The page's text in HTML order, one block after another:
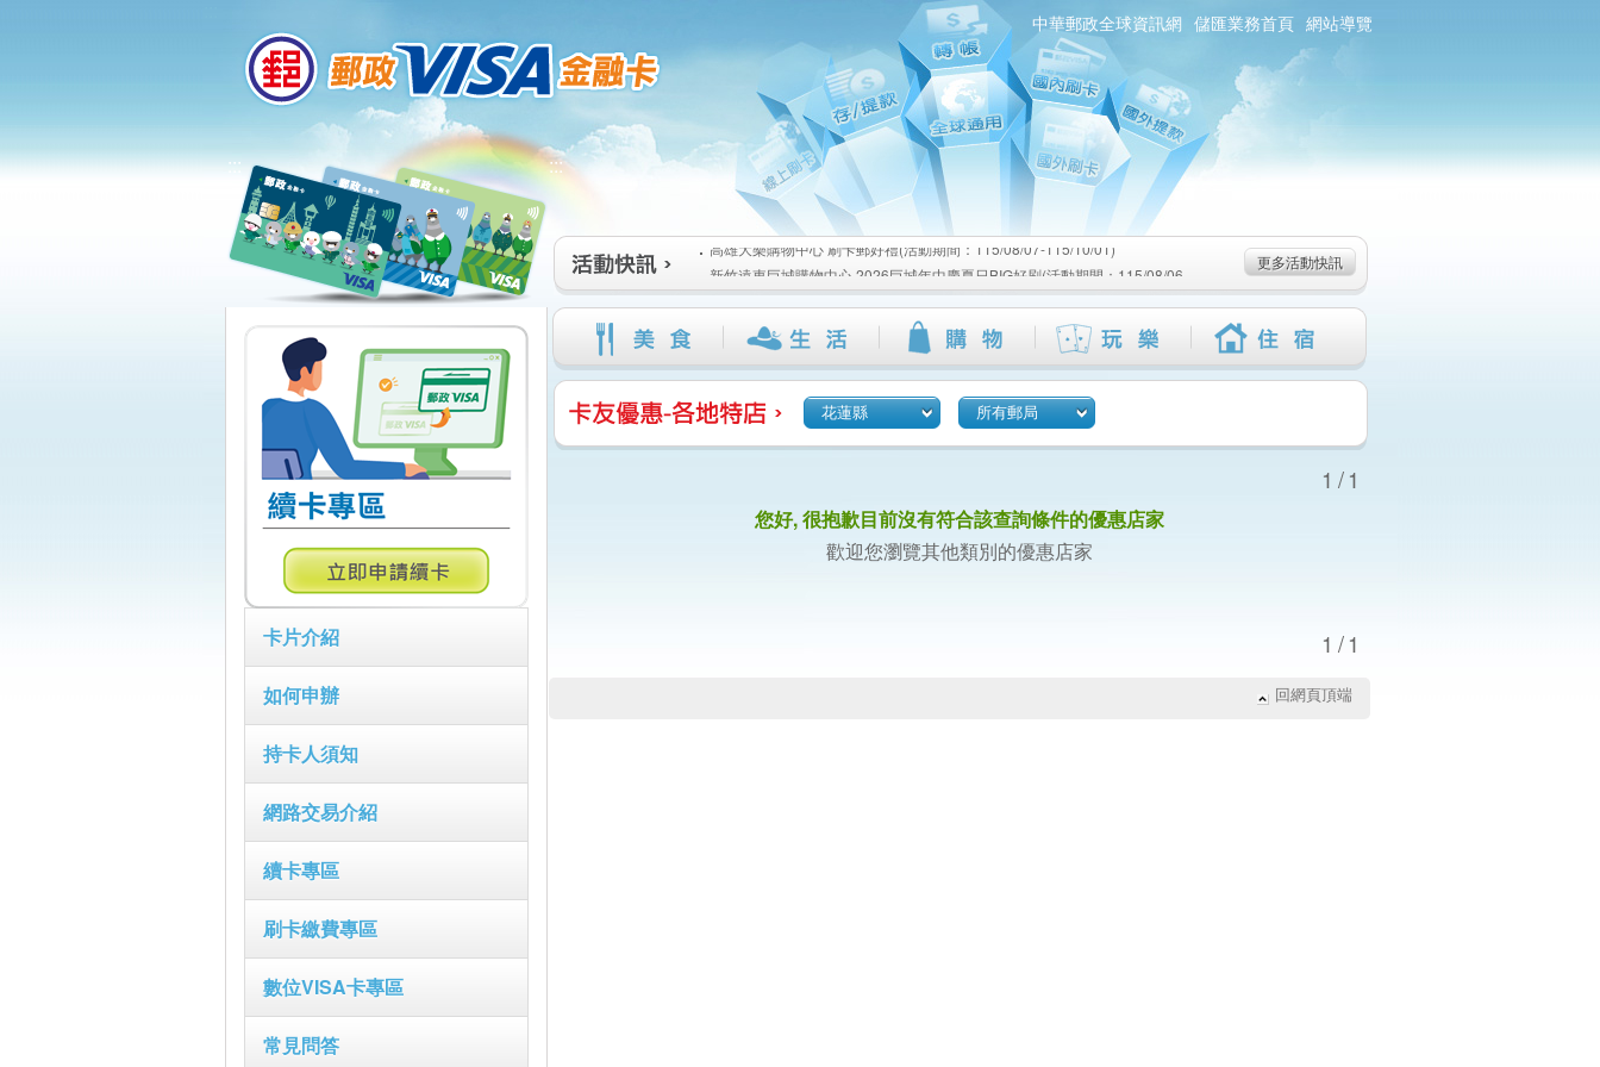
中華郵政全球資訊網 儲匯業務首頁 網站導覽
:::
卡片介紹
如何申辦
持卡人須知
網路交易介紹
續卡專區
刷卡繳費專區
數位VISA卡專區
常見問答
:::
高雄大樂購物中心 刷卡郵好禮(活動期間：115/08/07-115/10/01)
新竹遠東巨城購物中心 2026巨城年中慶夏日BIG好刷(活動期間：115/08/06-
115/08/26)
臺北三創生活 有點東西第2波 刷卡郵好禮(活動期間：115/08/06-115/09/02)
高雄大樂購物中心 刷卡郵好禮(活動期間：115/08/07-115/10/01)
新竹遠東巨城購物中心 2026巨城年中慶夏日BIG好刷(活動期間：115/08/06-
115/08/26)
臺北三創生活 有點東西第2波 刷卡郵好禮(活動期間：115/08/06-115/09/02)
更多活動快訊
花蓮縣 所有郵局
1/1
您好, 很抱歉目前沒有符合該查詢條件的優惠店家
歡迎您瀏覽其他類別的優惠店家
1/1
回網頁頂端